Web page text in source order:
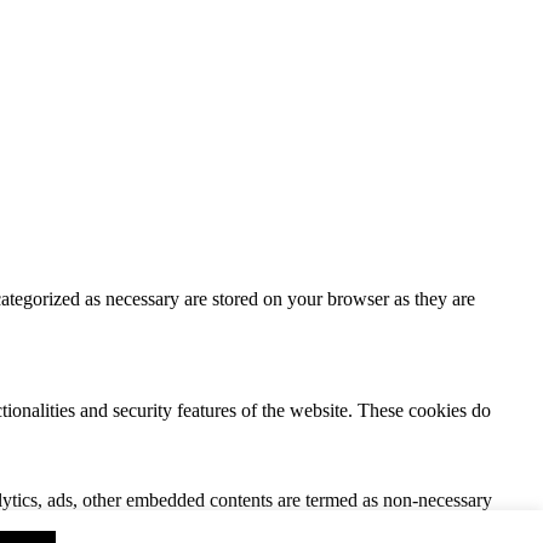
as necessary are stored on your browser as they are
and security features of the website. These cookies do
ads, other embedded contents are termed as non-necessary